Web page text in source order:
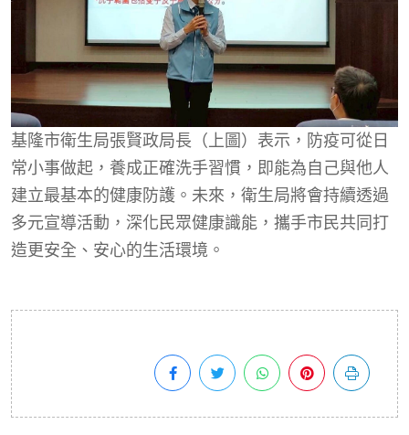
基隆市衛生局張賢政局長（上圖）表示，防疫可從日
常小事做起，養成正確洗手習慣，即能為自己與他人
建立最基本的健康防護。未來，衛生局將會持續透過
多元宣導活動，深化民眾健康識能，攜手市民共同打
造更安全、安心的生活環境。